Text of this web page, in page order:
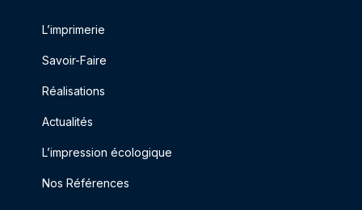
L’imprimerie
Savoir-Faire
Réalisations
Actualités
L’impression écologique
Nos Références